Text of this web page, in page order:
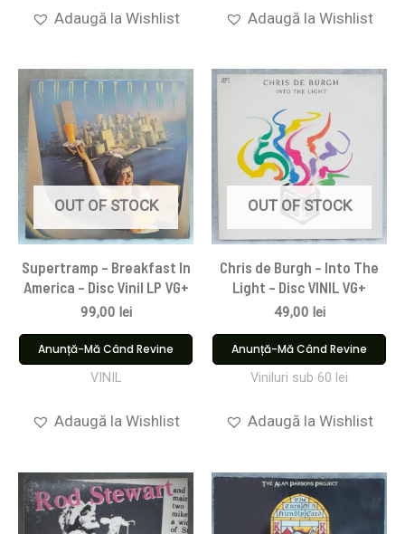
Adaugă la Wishlist Adaugă la Wishlist
OUT OF STOCK
Supertramp – Breakfast In
America – Disc Vinil LP VG+
99,00 lei
Anunță-Mă Când Revine
VINIL
Adaugă la Wishlist
OUT OF STOCK
Chris de Burgh – Into The
Light – Disc VINIL VG+
49,00 lei
Anunță-Mă Când Revine
Viniluri sub 60 lei
Adaugă la Wishlist